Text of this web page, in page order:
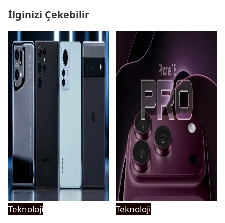
İlginizi Çekebilir
Teknoloji
Teknoloji